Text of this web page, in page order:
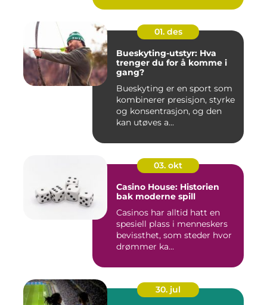
01. des
Bueskyting-utstyr: Hva
trenger du for å komme i
gang?
Bueskyting er en sport som
kombinerer presisjon, styrke
og konsentrasjon, og den
kan utøves a...
03. okt
Casino House: Historien
bak moderne spill
Casinos har alltid hatt en
spesiell plass i menneskers
bevissthet, som steder hvor
drømmer ka...
30. jul